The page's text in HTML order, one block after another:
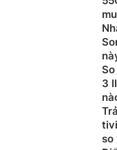
3
so